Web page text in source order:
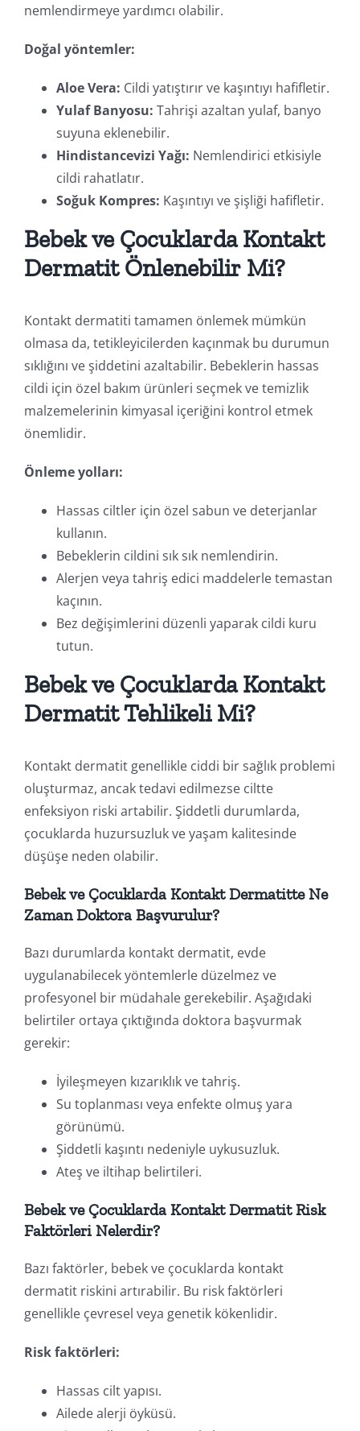
nemlendirmeye yardımcı olabilir.
Doğal yöntemler:
Aloe Vera: Cildi yatıştırır ve kaşıntıyı hafifletir.
Yulaf Banyosu: Tahrişi azaltan yulaf, banyo
suyuna eklenebilir.
Hindistancevizi Yağı: Nemlendirici etkisiyle
cildi rahatlatır.
Soğuk Kompres: Kaşıntıyı ve şişliği hafifletir.
Bebek ve Çocuklarda Kontakt
Dermatit Önlenebilir Mi?
Kontakt dermatiti tamamen önlemek mümkün
olmasa da, tetikleyicilerden kaçınmak bu durumun
sıklığını ve şiddetini azaltabilir. Bebeklerin hassas
cildi için özel bakım ürünleri seçmek ve temizlik
malzemelerinin kimyasal içeriğini kontrol etmek
önemlidir.
Önleme yolları:
Hassas ciltler için özel sabun ve deterjanlar
kullanın.
Bebeklerin cildini sık sık nemlendirin.
Alerjen veya tahriş edici maddelerle temastan
kaçının.
Bez değişimlerini düzenli yaparak cildi kuru
tutun.
Bebek ve Çocuklarda Kontakt
Dermatit Tehlikeli Mi?
Kontakt dermatit genellikle ciddi bir sağlık problemi
oluşturmaz, ancak tedavi edilmezse ciltte
enfeksiyon riski artabilir. Şiddetli durumlarda,
çocuklarda huzursuzluk ve yaşam kalitesinde
düşüşe neden olabilir.
Bebek ve Çocuklarda Kontakt Dermatitte Ne
Zaman Doktora Başvurulur?
Bazı durumlarda kontakt dermatit, evde
uygulanabilecek yöntemlerle düzelmez ve
profesyonel bir müdahale gerekebilir. Aşağıdaki
belirtiler ortaya çıktığında doktora başvurmak
gerekir:
İyileşmeyen kızarıklık ve tahriş.
Su toplanması veya enfekte olmuş yara
görünümü.
Şiddetli kaşıntı nedeniyle uykusuzluk.
Ateş ve iltihap belirtileri.
Bebek ve Çocuklarda Kontakt Dermatit Risk
Faktörleri Nelerdir?
Bazı faktörler, bebek ve çocuklarda kontakt
dermatit riskini artırabilir. Bu risk faktörleri
genellikle çevresel veya genetik kökenlidir.
Risk faktörleri:
Hassas cilt yapısı.
Ailede alerji öyküsü.